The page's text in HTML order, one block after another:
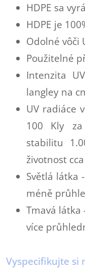
HDPE sa
HDPE je
Odolné vôči
Použitelné
Intenzita
langley na
UV radiáce
100 Kly
stabilitu
životnost
Světlá látka
méně
Tmavá látka
více
Vyspecifikujte si